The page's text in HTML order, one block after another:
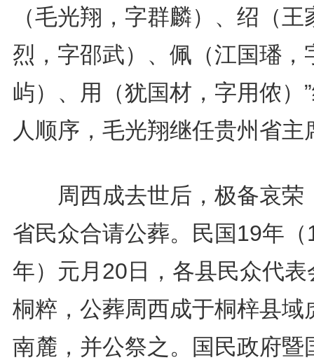
（毛光翔，字群麟）、绍（王
烈，字邵武）、佩（江国璠，
屿）、用（犹国材，字用侬）
人顺序，毛光翔继任贵州省主
周西成去世后，极备哀荣
省民众合请公葬。民国19年（
年）元月20日，各县民众代表
桐粹，公葬周西成于桐梓县域
南麓，并公祭之。国民政府暨